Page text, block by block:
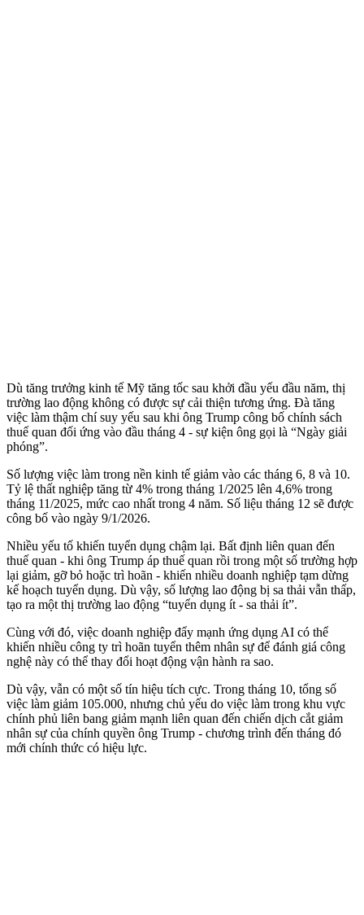
Dù tăng trưởng kinh tế Mỹ tăng tốc sau khởi đầu yếu đầu năm, thị
trường lao động không có được sự cải thiện tương ứng. Đà tăng
việc làm thậm chí suy yếu sau khi ông Trump công bố chính sách
thuế quan đối ứng vào đầu tháng 4 - sự kiện ông gọi là “Ngày giải
phóng”.
Số lượng việc làm trong nền kinh tế giảm vào các tháng 6, 8 và 10.
Tỷ lệ thất nghiệp tăng từ 4% trong tháng 1/2025 lên 4,6% trong
tháng 11/2025, mức cao nhất trong 4 năm. Số liệu tháng 12 sẽ được
công bố vào ngày 9/1/2026.
Nhiều yếu tố khiến tuyển dụng chậm lại. Bất định liên quan đến
thuế quan - khi ông Trump áp thuế quan rồi trong một số trường hợp
lại giảm, gỡ bỏ hoặc trì hoãn - khiến nhiều doanh nghiệp tạm dừng
kế hoạch tuyển dụng. Dù vậy, số lượng lao động bị sa thải vẫn thấp,
tạo ra một thị trường lao động “tuyển dụng ít - sa thải ít”.
Cùng với đó, việc doanh nghiệp đẩy mạnh ứng dụng AI có thể
khiến nhiều công ty trì hoãn tuyển thêm nhân sự để đánh giá công
nghệ này có thể thay đổi hoạt động vận hành ra sao.
Dù vậy, vẫn có một số tín hiệu tích cực. Trong tháng 10, tổng số
việc làm giảm 105.000, nhưng chủ yếu do việc làm trong khu vực
chính phủ liên bang giảm mạnh liên quan đến chiến dịch cắt giảm
nhân sự của chính quyền ông Trump - chương trình đến tháng đó
mới chính thức có hiệu lực.